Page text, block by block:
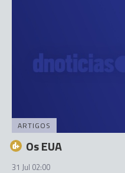
ARTIGOS
Os EUA
31 Jul 02:00